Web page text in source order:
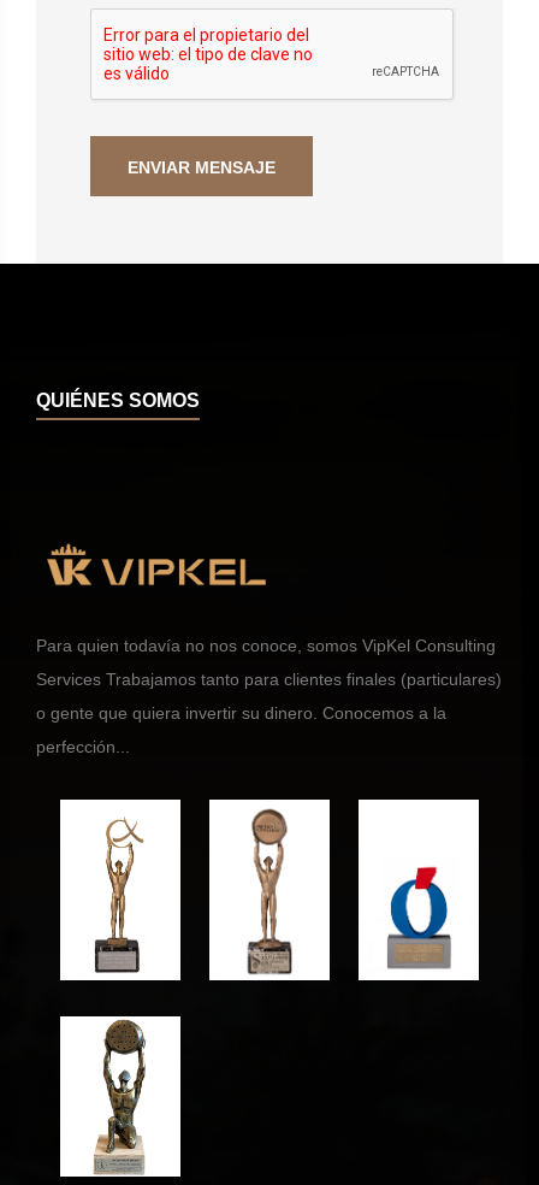
QUIÉNES SOMOS
Para quien todavía no nos conoce, somos VipKel Consulting
Services Trabajamos tanto para clientes finales (particulares)
o gente que quiera invertir su dinero. Conocemos a la
perfección...